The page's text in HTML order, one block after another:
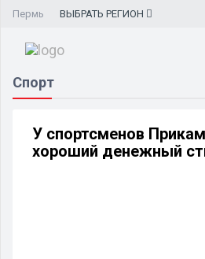
Пермь ВЫБРАТЬ РЕГИОН
Спорт
У спортсменов
хороший денежный